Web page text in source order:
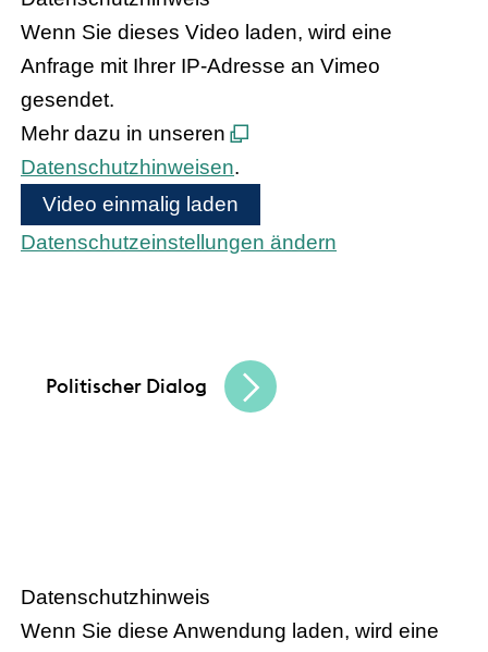
Wenn Sie dieses Video laden, wird eine
Anfrage mit Ihrer IP-Adresse an Vimeo
gesendet.
Mehr dazu in unseren
Datenschutzhinweisen.
Video einmalig laden
Datenschutzeinstellungen ändern
Politischer Dialog
Datenschutzhinweis
Wenn Sie diese Anwendung laden, wird eine